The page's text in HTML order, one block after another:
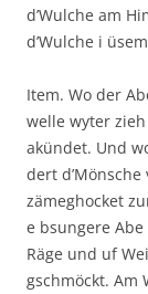
d’Wulche am
d’Wulche i
Item. Wo der
welle wyter
akündet. Und
dert
zämeghocket
e bsungere
Räge und uf
gschmöckt. Am